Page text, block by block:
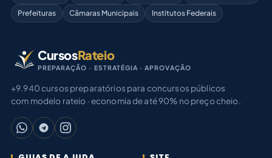
Prefeituras
Câmaras Municipais Institutos Federais
CursosRateio
PREPARAÇÃO · ESTRATÉGIA · APROVAÇÃO
+9.940 cursos preparatórios para concursos públicos
com modelo rateio · economia de até 90% no preço cheio.